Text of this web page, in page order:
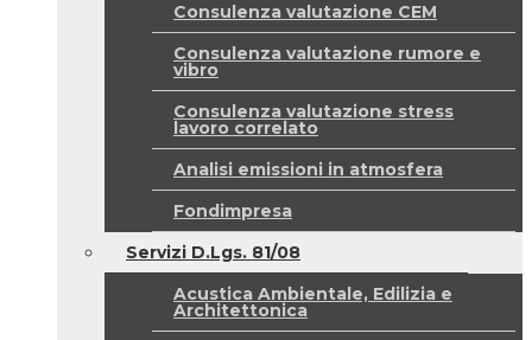
Consulenza valutazione CEM
Consulenza valutazione rumore e
vibro
Consulenza valutazione stress
lavoro correlato
Analisi emissioni in atmosfera
Fondimpresa
Servizi D.Lgs. 81/08
Acustica Ambientale, Edilizia e
Architettonica